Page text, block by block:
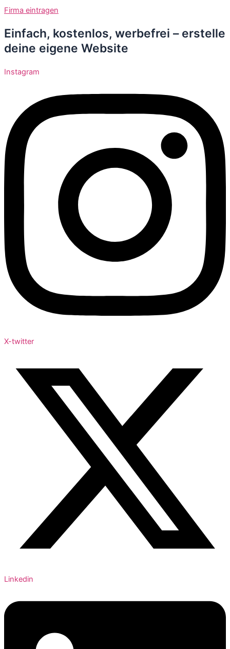
Zum
springen
Firma eintragen
Einfach, kostenlos, werbefrei – erstelle
deine eigene Website
Instagram
X-twitter
Linkedin